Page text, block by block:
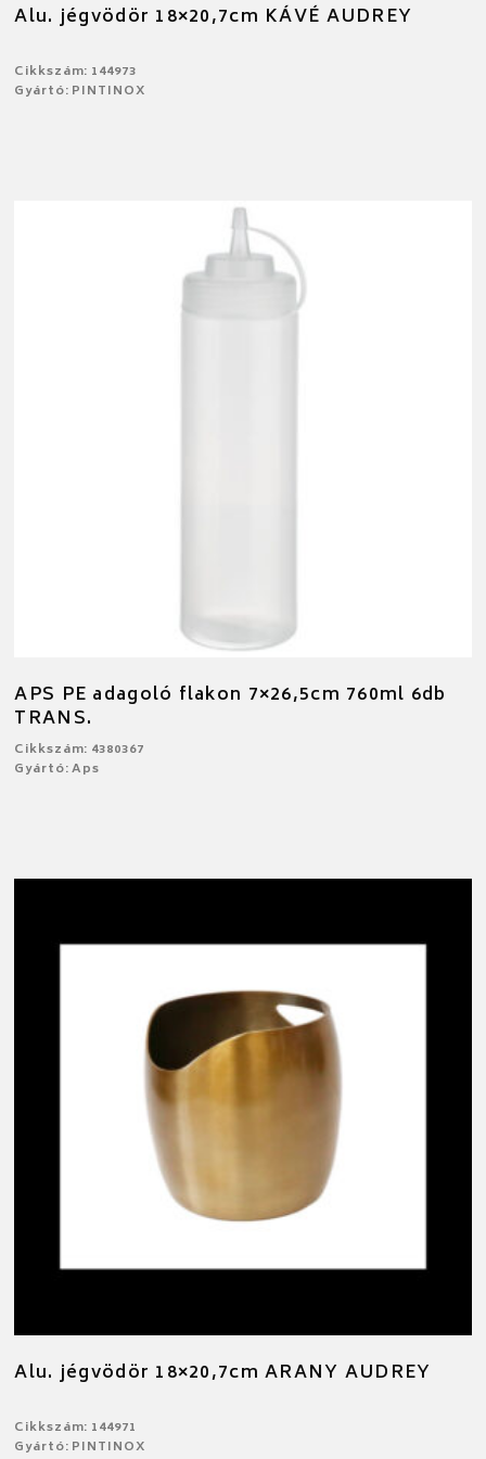
Alu. jégvödör 18×20,7cm KÁVÉ AUDREY
Cikkszám: 144973
Gyártó: PINTINOX
APS PE adagoló flakon 7×26,5cm 760ml 6db
TRANS.
Cikkszám: 4380367
Gyártó: Aps
Alu. jégvödör 18×20,7cm ARANY AUDREY
Cikkszám: 144971
Gyártó: PINTINOX